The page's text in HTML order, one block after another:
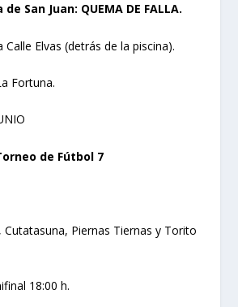
San Juan: QUEMA DE FALLA.
Calle Elvas (detrás de la piscina).
Fortuna.
de Fútbol 7
Cutatasuna, Piernas Tiernas y Torito
18:00 h.